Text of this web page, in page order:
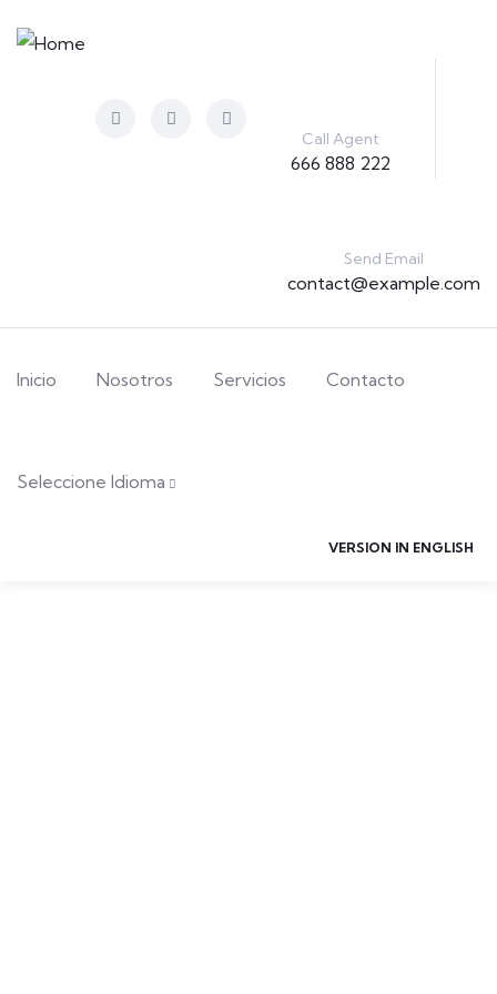
Call Agent
666 888 222
Send Email
contact@example.com
Inicio Nosotros Servicios Contacto
Seleccione Idioma
VERSION IN ENGLISH